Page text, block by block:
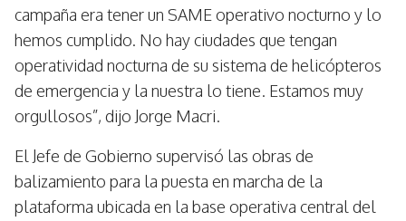
campaña era tener un SAME operativo nocturno y lo
hemos cumplido. No hay ciudades que tengan
operatividad nocturna de su sistema de helicópteros
de emergencia y la nuestra lo tiene. Estamos muy
orgullosos”, dijo Jorge Macri.
El Jefe de Gobierno supervisó las obras de
balizamiento para la puesta en marcha de la
plataforma ubicada en la base operativa central del